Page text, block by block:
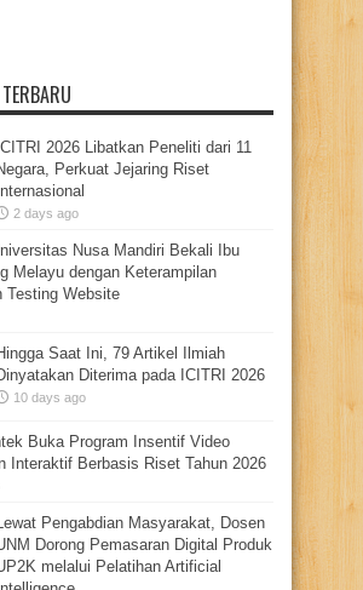
ICITRI 2026 Libatkan Peneliti dari 11
Perkuat Jejaring Riset
Internasional
2 days ago
Nusa Mandiri Bekali Ibu
Melayu dengan Keterampilan
Testing Website
Saat Ini, 79 Artikel Ilmiah
Diterima pada ICITRI 2026
10 days ago
Buka Program Insentif Video
Interaktif Berbasis Riset Tahun 2026
Pengabdian Masyarakat, Dosen
Dorong Pemasaran Digital Produk
melalui Pelatihan Artificial